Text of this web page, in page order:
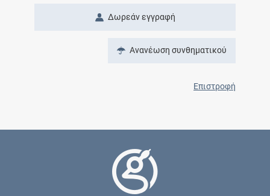
Δωρεάν εγγραφή
Ανανέωση συνθηματικού
Επιστροφή